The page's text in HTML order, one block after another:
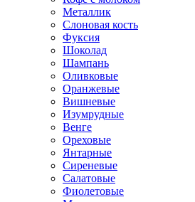
Металлик
Слоновая кость
Фуксия
Шоколад
Шампань
Оливковые
Оранжевые
Вишневые
Изумрудные
Венге
Ореховые
Янтарные
Сиреневые
Салатовые
Фиолетовые